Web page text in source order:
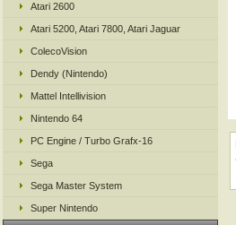
Atari 2600
Atari 5200, Atari 7800, Atari Jaguar
ColecoVision
Dendy (Nintendo)
Mattel Intellivision
Nintendo 64
PC Engine / Turbo Grafx-16
Sega
Sega Master System
Super Nintendo